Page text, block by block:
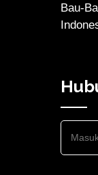
Bau-